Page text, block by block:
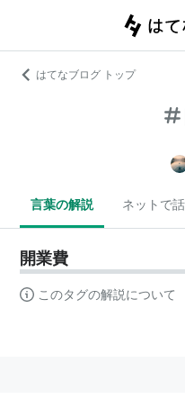
はてなブログ トップ
言葉の解説 ネットで
開業費
このタグの解説について